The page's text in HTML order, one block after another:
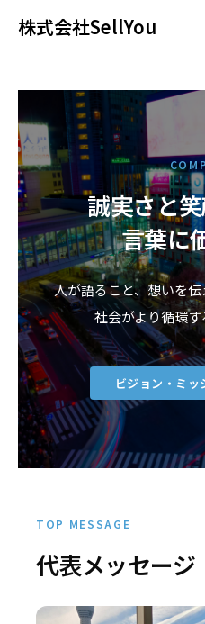
株式会社SellYou
導入相談
ビジョン/ミッション
サービス
企業情報
ニュース
採用情報
誠実さと
言葉に
人が語ること、想いを
社会がより循環
ビジョン・ミ
TOP MESSAGE
代表メッセージ